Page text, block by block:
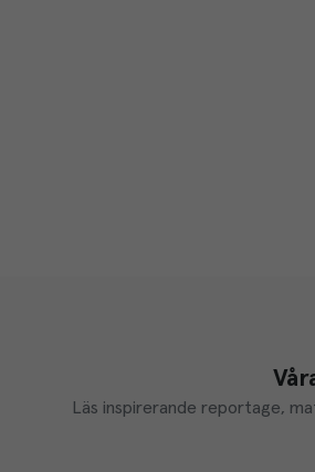
Läs inspirerande reportage,